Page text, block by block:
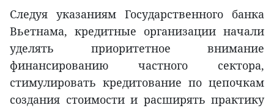
Следуя указаниям Государственного банка
Вьетнама, кредитные организации начали
уделять приоритетное внимание
финансированию частного сектора,
стимулировать кредитование по цепочкам
создания стоимости и расширять практику